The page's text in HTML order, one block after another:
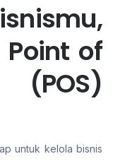
of
untuk kelola bisnis